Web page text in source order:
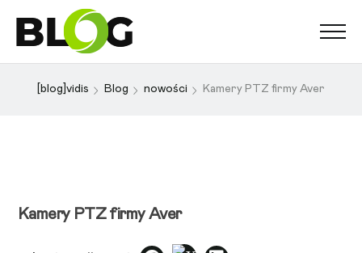
[blog]vidis Blog nowości Kamery PTZ firmy Aver
Kamery PTZ firmy Aver